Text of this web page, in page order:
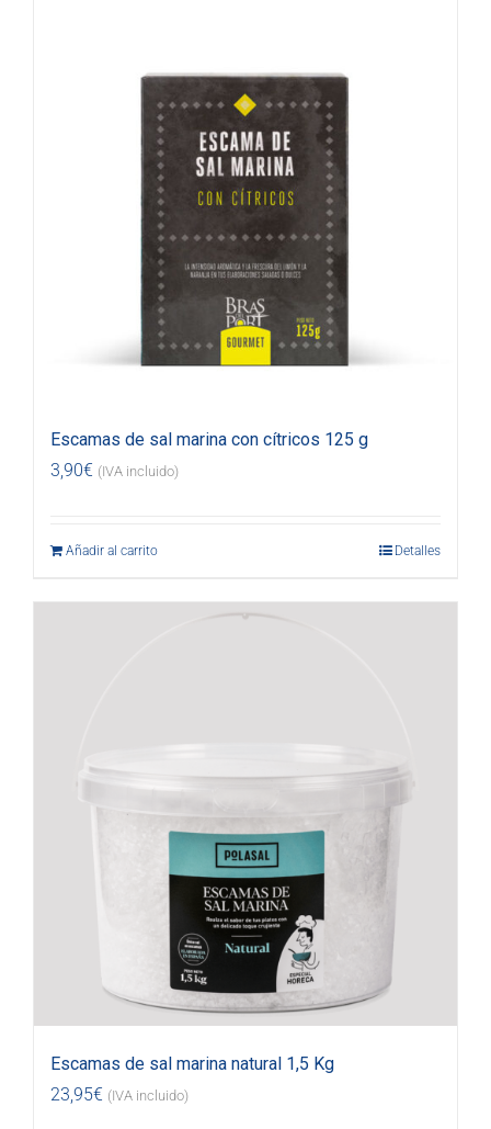
Escamas de sal marina con cítricos 125 g
3,90€ (IVA incluido)
Añadir al carrito Detalles
Escamas de sal marina natural 1,5 Kg
23,95€ (IVA incluido)